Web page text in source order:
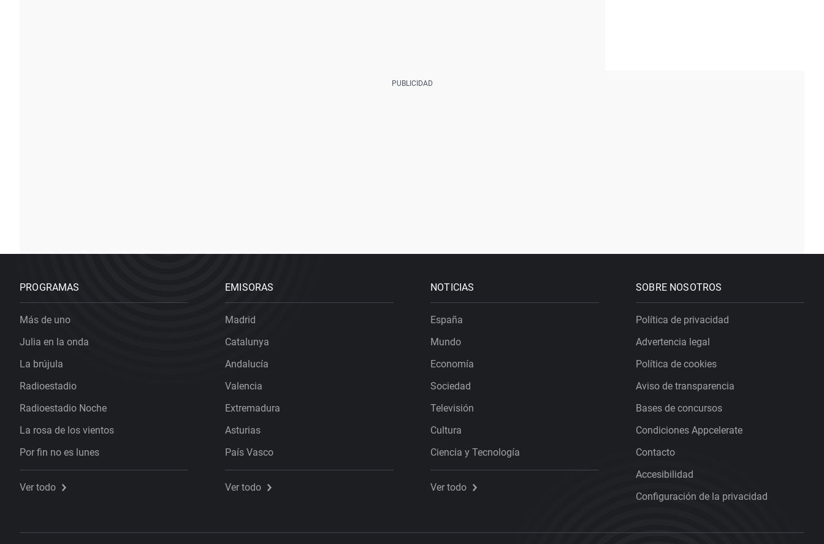
PROGRAMAS
Más de uno
Julia en la onda
La brújula
Radioestadio
Radioestadio Noche
La rosa de los vientos
Por fin no es lunes
Ver todo
EMISORAS
Madrid
Catalunya
Andalucía
Valencia
Extremadura
Asturias
País Vasco
Ver todo
NOTICIAS
España
Mundo
Economía
Sociedad
Televisión
Cultura
Ciencia y Tecnología
Ver todo
SOBRE NOSOTROS
Política de privacidad
Advertencia legal
Política de cookies
Aviso de transparencia
Bases de concursos
Condiciones Appcelerate
Contacto
Accesibilidad
Configuración de la privacidad